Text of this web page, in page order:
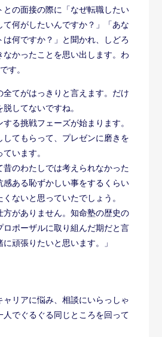
との面接の際に「なぜ転職したい
て何がしたいんですか？」「あな
は何ですか？」と聞かれ、しどろ
なかったことを思い出します。わ
す。
てがはっきりと言えます。だけ
してないですね。
る挑戦フェーズが始まります。
てもらって、プレゼンに磨きを
います。
昔のわたしでは考えられなかった
感ある恥ずかしい事をするくらい
ないと思っていたでしょう。
方がありません。知命塾の歴史の
ロポーザルに取り組んだ期だと言
頑張りたいと思います。」
リアに悩み、相談にいらっしゃ
人でぐるぐる同じところを回って